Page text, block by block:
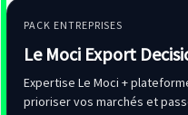
PACK ENTREPRISES
Le Moci Export
Expertise Le Moci +
prioriser vos marchés et